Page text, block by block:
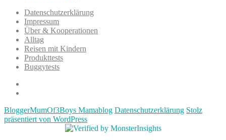
Datenschutzerklärung
Impressum
Über & Kooperationen
Alltag
Reisen mit Kindern
Produkttests
Buggytests
BloggerMumOf3Boys Mamablog Datenschutzerklärung Stolz
präsentiert von WordPress